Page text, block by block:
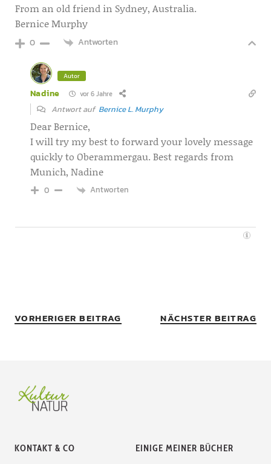
From an old friend in Sydney, Australia.
Bernice Murphy
0 Antworten
Autor
Nadine vor 6 Jahre
Antwort auf Bernice L. Murphy
Dear Bernice,
I will try my best to forward your lovely message
quickly to Oberammergau. Best regards from
Munich, Nadine
0 Antworten
VORHERIGER BEITRAG NÄCHSTER BEITRAG
KONTAKT & CO EINIGE MEINER BÜCHER